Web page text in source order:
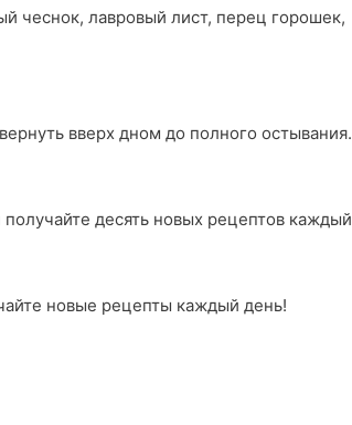
чеснок, лавровый лист, перец горошек,
вверх дном до полного остывания.
десять новых рецептов каждый
новые рецепты каждый день!